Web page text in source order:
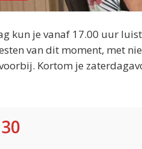
kun je vanaf 17.00 uur
van dit moment, met
Kortom je